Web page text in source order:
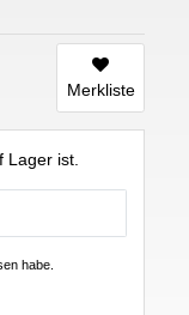
Merkliste
Lager ist.
habe.